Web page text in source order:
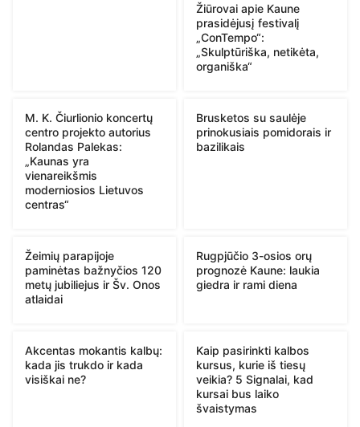
Žiūrovai apie Kaune
prasidėjusį festivalį
„ConTempo“:
„Skulptūriška, netikėta,
organiška“
M. K. Čiurlionio koncertų
centro projekto autorius
Rolandas Palekas:
„Kaunas yra
vienareikšmis
moderniosios Lietuvos
centras“
Brusketos su saulėje
prinokusiais pomidorais ir
bazilikais
Žeimių parapijoje
paminėtas bažnyčios 120
metų jubiliejus ir Šv. Onos
atlaidai
Rugpjūčio 3-osios orų
prognozė Kaune: laukia
giedra ir rami diena
Akcentas mokantis kalbų:
kada jis trukdo ir kada
visiškai ne?
Kaip pasirinkti kalbos
kursus, kurie iš tiesų
veikia? 5 Signalai, kad
kursai bus laiko
švaistymas